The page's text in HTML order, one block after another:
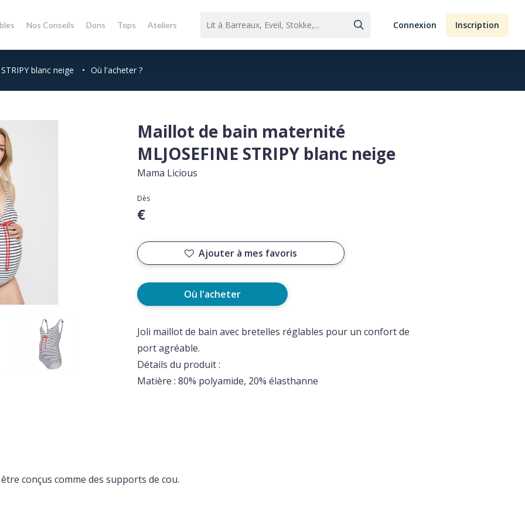
Nos Conseils Dons Tops Ateliers Connexion Inscription
blanc neige • Où l'acheter ?
Maillot de bain maternité
MLJOSEFINE STRIPY blanc neige
Mama Licious
Dès
€
Ajouter à mes favoris
Où l'acheter
Joli maillot de bain avec bretelles réglables pour un confort de
port agréable.
Détails du produit :
Matière : 80% polyamide, 20% élasthanne
conçus comme des supports de cou.